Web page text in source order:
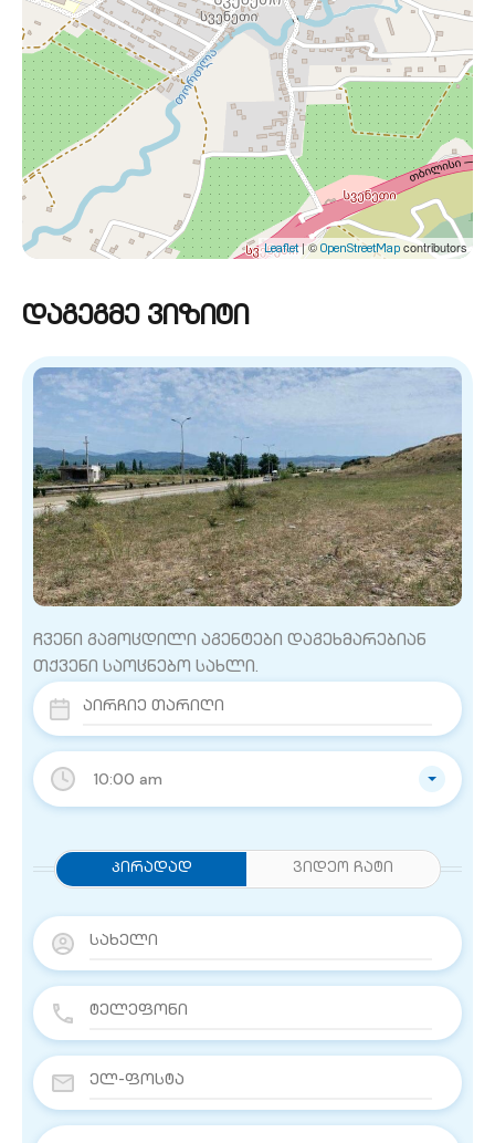
Leaflet| ©OpenStreetMap contributors
დაგეგმე ვიზიტი
10:00 am
Პირადად ვიდეო ჩატი
ჩვენი გამოცდილი აგენტები დაგეხმარებიან
თქვენი საოცნებო სახლი.